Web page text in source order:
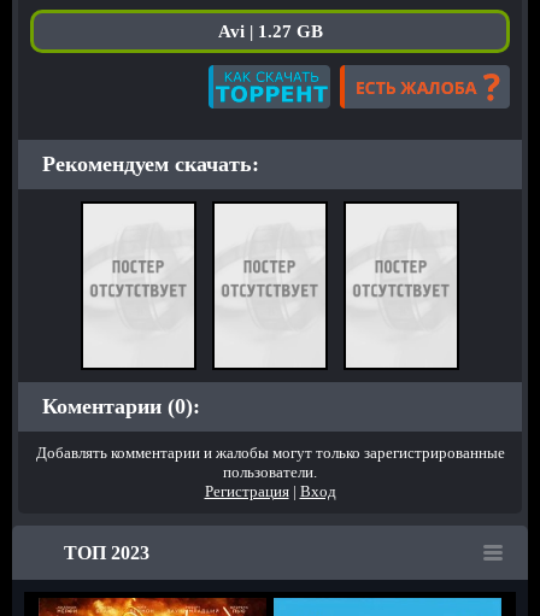
Avi | 1.27 GB
Рекомендуем скачать:
Коментарии (0):
Добавлять комментарии и жалобы могут только зарегистрированные
пользователи.
Регистрация| Вход
ТОП 2023